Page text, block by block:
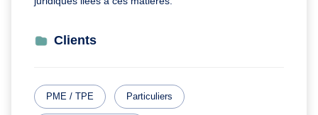
Clients
PME / TPE Particuliers